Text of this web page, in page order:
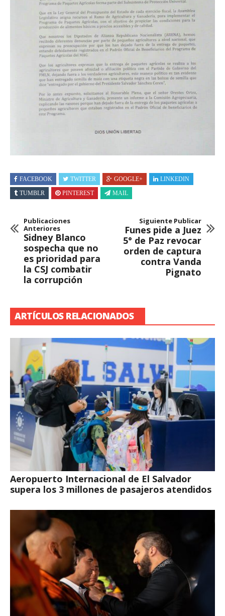
FACEBOOK TWITTER GOOGLE+
LINKEDIN
TUMBLR
PINTEREST MAIL
Publicaciones
Anteriores
Sidney Blanco
sospecha que no
es prioridad para
la CSJ combatir
la corrupción
Siguiente Publicar
Funes pide a Juez
5° de Paz revocar
orden de captura
contra Vanda
Pignato
ARTÍCULOS RELACIONADOS
Aeropuerto Internacional de El Salvador
supera los 3 millones de pasajeros atendidos